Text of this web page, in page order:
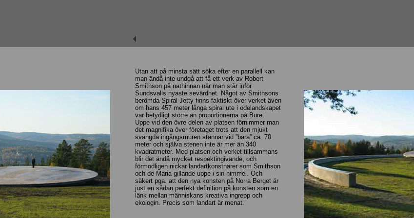
Utan att på minsta sätt söka efter en parallell kan
man ändå inte undgå att få ett verk av Robert
Smithson på näthinnan när man står inför
Sundsvalls nyaste sevärdhet. Något av Smithsons
berömda Spiral Jetty finns faktiskt över verket även
om hans 457 meter långa spiral ute i ödelandskapet
var betydligt större än proportionerna på Bure.
Uppe vid den övre delen av platsen förnimmer man
det magnifika över företaget trots att den mjukt
svängda ingångsmuren stannar vid ”bara” ca. 70
meter och själva stenen inte är mer än 340
kvadratmeter. Med platsen och verket tillsammans
blir det ändå mycket respektingivande, och
förmodligen nickar landartkonstnärer som Smithson
och de Maria gillande uppe i sin himmel. Och
säkert pga. att den nya konsten på Norra Berget är
just en sådan perfekt definition på konsten som en
länk mellan människans kreativa ingrepp och
ekologin. Precis som landart är menat.